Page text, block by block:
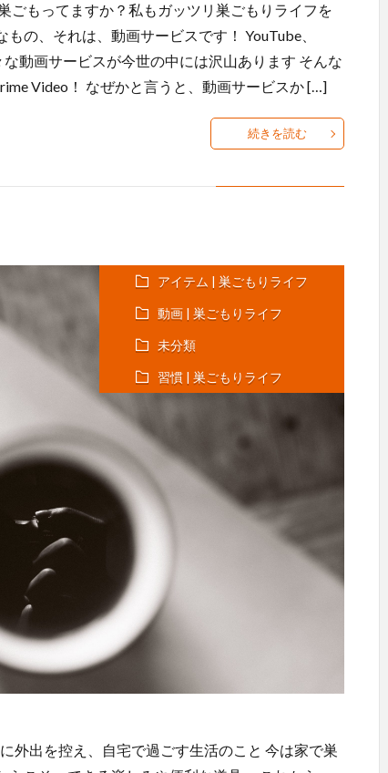
ごもってますか？私もガッツリ巣ごもりライフを
の、それは、動画サービスです！ YouTube、
動画サービスが今世の中には沢山あります そんな
Video！ なぜかと言うと、動画サービスか […]
続きを読む
アイテム | 巣ごもりライフ
動画 | 巣ごもりライフ
未分類
習慣 | 巣ごもりライフ
外出を控え、自宅で過ごす生活のこと 今は家で巣